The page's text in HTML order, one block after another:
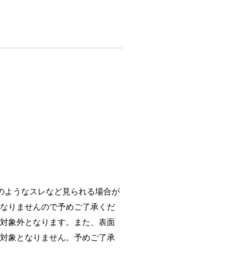
ようなスレなど見られる場合が
りませんので予めご了承くだ
象外となります。また、表面
象となりません。予めご了承